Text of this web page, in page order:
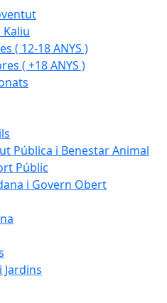
Kaliu
( 12-18 ANYS )
( +18 ANYS )
Pública i Benestar Animal
Públic
i Govern Obert
Jardins